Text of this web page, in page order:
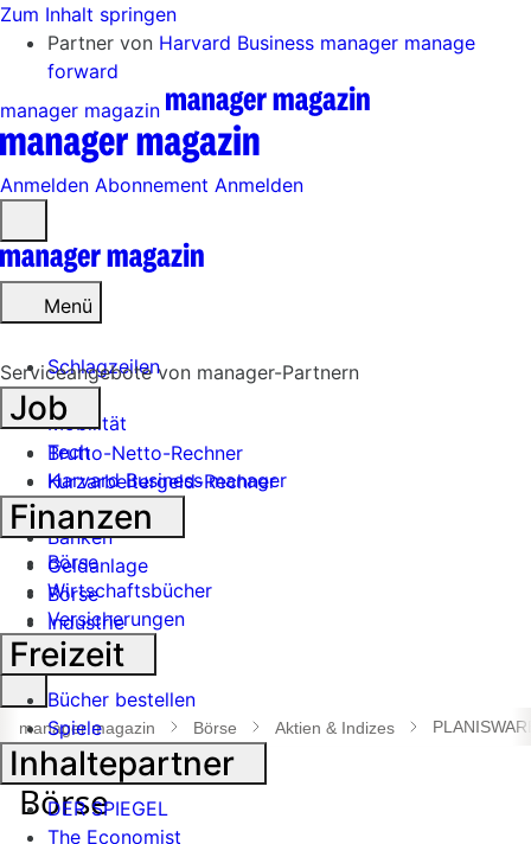
Zum Inhalt springen
Partner von Harvard Business manager manage
forward
manager magazin
Anmelden Abonnement Anmelden
öffnen
Menü
Schlagzeilen
Mobilität
Tech
Harvard Business manager
Handel
Banken
Geldanlage
Börse
Industrie
Suche
öffnen
manager magazin Börse Aktien & Indizes
Serviceangebote von manager-Partnern
Job
Brutto-Netto-Rechner
Kurzarbeitergeld-Rechner
Finanzen
Börse
Wirtschaftsbücher
Versicherungen
Freizeit
Bücher bestellen
Spiele
Inhaltepartner
DER SPIEGEL
The Economist